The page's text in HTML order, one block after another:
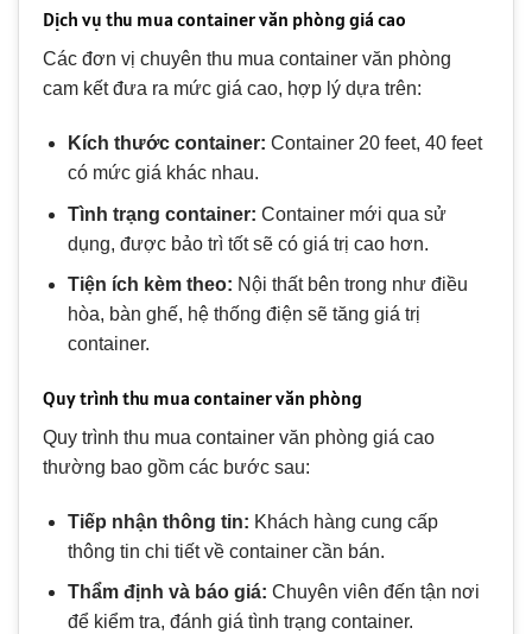
Dịch vụ thu mua container văn phòng giá cao
Các đơn vị chuyên thu mua container văn phòng
cam kết đưa ra mức giá cao, hợp lý dựa trên:
Kích thước container: Container 20 feet, 40 feet
có mức giá khác nhau.
Tình trạng container: Container mới qua sử
dụng, được bảo trì tốt sẽ có giá trị cao hơn.
Tiện ích kèm theo: Nội thất bên trong như điều
hòa, bàn ghế, hệ thống điện sẽ tăng giá trị
container.
Quy trình thu mua container văn phòng
Quy trình thu mua container văn phòng giá cao
thường bao gồm các bước sau:
Tiếp nhận thông tin: Khách hàng cung cấp
thông tin chi tiết về container cần bán.
Thẩm định và báo giá: Chuyên viên đến tận nơi
để kiểm tra, đánh giá tình trạng container.